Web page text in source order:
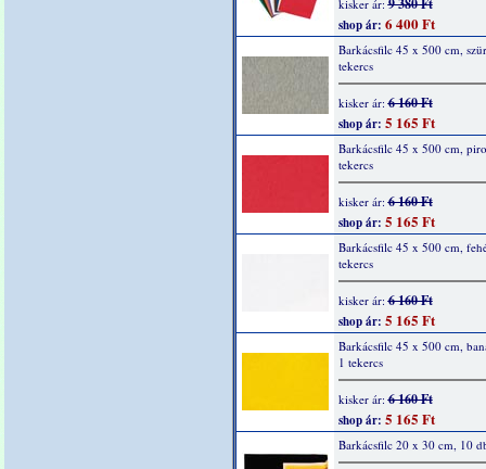
kisker ár:9 380 Ft
shop ár: 6 400 Ft
Barkácsfilc 45 x 500 cm,
tekercs
kisker ár:6 160 Ft
shop ár: 5 165 Ft
Barkácsfilc 45 x 500 cm,
tekercs
kisker ár:6 160 Ft
shop ár: 5 165 Ft
Barkácsfilc 45 x 500 cm,
tekercs
kisker ár:6 160 Ft
shop ár: 5 165 Ft
Barkácsfilc 45 x 500 cm,
1 tekercs
kisker ár:6 160 Ft
shop ár: 5 165 Ft
Barkácsfilc 20 x 30 cm, 10